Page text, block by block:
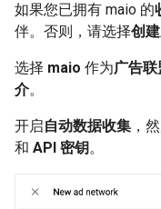
如果您已拥有 maio 的
伴。否则，请选择创
选择 maio 作为广告联
介。
开启自动数据收集 ，
和 API 密钥。